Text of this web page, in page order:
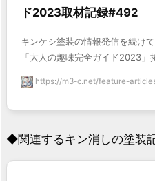
ド2023取材記録#492
キンケシ塗装の情報発信を続け
「大人の趣味完全ガイド2023」
https://m3-c.net/feature-
◆関連するキン消しの塗装